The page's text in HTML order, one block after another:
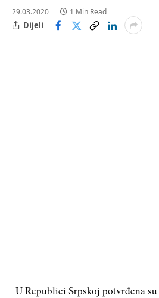
29.03.2020 1 Min Read
Dijeli
U Republici Srpskoj potvrđena